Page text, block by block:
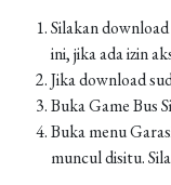
Silakan
ini, jika ada izin
Jika download
Buka Game Bus
Buka menu
muncul disitu.